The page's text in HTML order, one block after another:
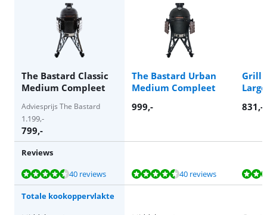
The Bastard Classic
Medium Compleet
The Bastard Urban
Medium Compleet
Grill
Large
Adviesprijs The Bastard
1.199,-
799,-
999,- 831,-
Reviews
Beoordeling is 9,1 van de 10, gebaseerd op 40 reviews.
40 reviews
Beoordeling is 9,1 van de 10, gebaseerd op 40 reviews.40 reviews
Beoordeling is 9,8 van de 10, gebaseerd op 13 reviews.
Beoordeling is 9,3 van de 10, gebaseerd op 7 reviews.
Totale kookoppervlakte